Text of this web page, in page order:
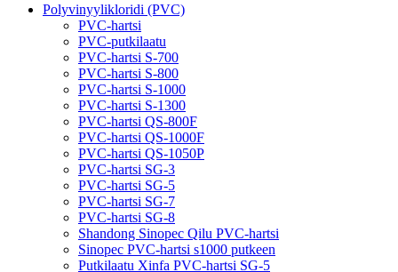
Polyvinyylikloridi (PVC)
PVC-hartsi
PVC-putkilaatu
PVC-hartsi S-700
PVC-hartsi S-800
PVC-hartsi S-1000
PVC-hartsi S-1300
PVC-hartsi QS-800F
PVC-hartsi QS-1000F
PVC-hartsi QS-1050P
PVC-hartsi SG-3
PVC-hartsi SG-5
PVC-hartsi SG-7
PVC-hartsi SG-8
Shandong Sinopec Qilu PVC-hartsi
Sinopec PVC-hartsi s1000 putkeen
Putkilaatu Xinfa PVC-hartsi SG-5